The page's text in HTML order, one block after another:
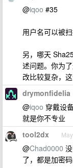
@iqoo #35
用户名可以被
另，哪天
述问题。你为
改比较复杂，
drymonfidelia
@iqoo 穿戴设
就是你不专业
tool2dx
@Chad0000
了，都是加密码